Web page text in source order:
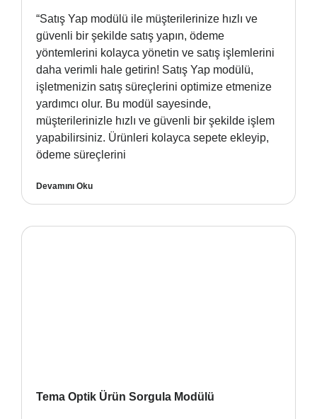
“Satış Yap modülü ile müşterilerinize hızlı ve
güvenli bir şekilde satış yapın, ödeme
yöntemlerini kolayca yönetin ve satış işlemlerini
daha verimli hale getirin! Satış Yap modülü,
işletmenizin satış süreçlerini optimize etmenize
yardımcı olur. Bu modül sayesinde,
müşterilerinizle hızlı ve güvenli bir şekilde işlem
yapabilirsiniz. Ürünleri kolayca sepete ekleyip,
ödeme süreçlerini
Devamını Oku
Tema Optik Ürün Sorgula Modülü